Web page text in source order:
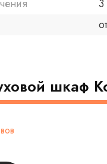
3
шкаф